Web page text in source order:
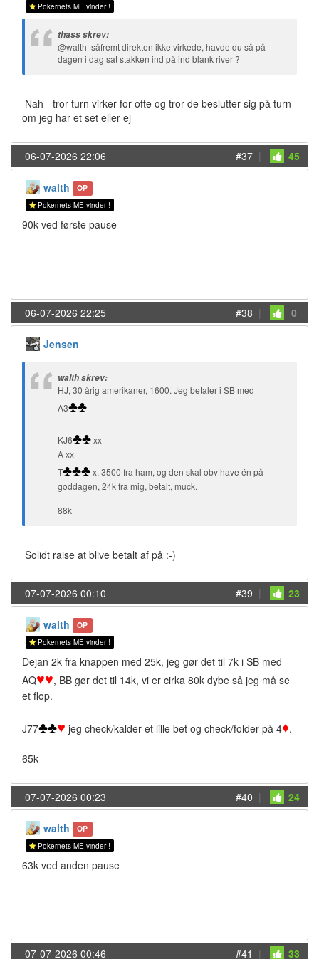
Pokernets ME vinder !
thass skrev:
@walth såfremt direkten ikke virkede, havde du så på
dagen i dag sat stakken ind på ind blank river ?
Nah - tror turn virker for ofte og tror de beslutter sig på turn
om jeg har et set eller ej
06-07-2026 22:06 #37 | 45
walth OP
Pokernets ME vinder !
90k ved første pause
06-07-2026 22:25 #38 | 0
Jensen
walth skrev:
HJ, 30 årig amerikaner, 1600. Jeg betaler i SB med
A3♣♣
KJ6♣♣xx
A xx
T♣♣♣x, 3500 fra ham, og den skal obv have én på
goddagen, 24k fra mig, betalt, muck.
88k
Solidt raise at blive betalt af på :-)
07-07-2026 00:10 #39 | 23
walth OP
Pokernets ME vinder !
Dejan 2k fra knappen med 25k, jeg gør det til 7k i SB med
AQ♥♥, BB gør det til 14k, vi er cirka 80k dybe så jeg må se
et flop.
J77♣♣♥ jeg check/kalder et lille bet og check/folder på 4♦.
65k
07-07-2026 00:23 #40 | 24
walth OP
Pokernets ME vinder !
63k ved anden pause
07-07-2026 00:46 #41 | 33